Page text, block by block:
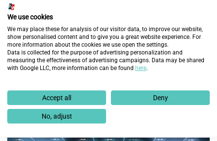
personas en exclusión social y con discapacidad en
España
3 de junio de 2026
We use cookies
We may place these for analysis of our visitor data, to improve our website,
show personalised content and to give you a great website experience. For
more information about the cookies we use open the settings.
Data is collected for the purpose of advertising personalization and
measuring the effectiveness of advertising campaigns. Data may be shared
with Google LLC, more information can be found here.
Accept all Deny
No, adjust